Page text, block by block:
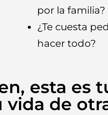
por la familia?
¿Te cuesta
hacer todo?
esta es
de